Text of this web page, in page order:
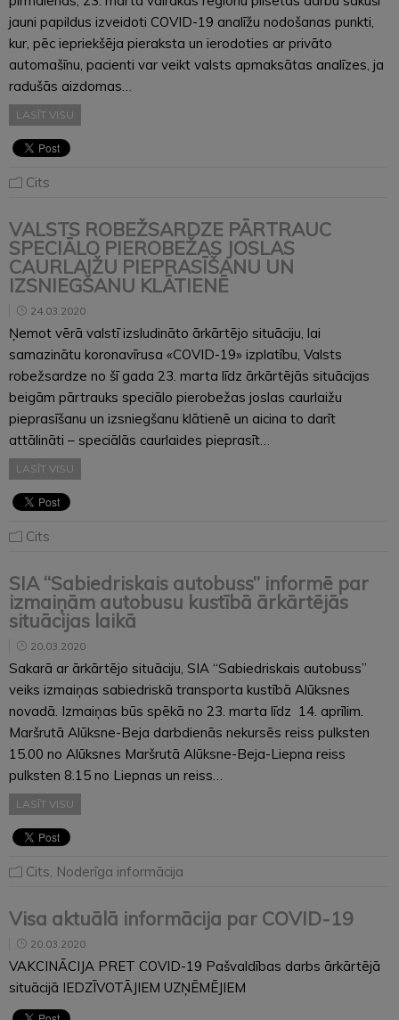
jauni papildus izveidoti COVID-19 analīžu nodošanas punkti,
kur, pēc iepriekšēja pieraksta un ierodoties ar privāto
automašīnu, pacienti var veikt valsts apmaksātas analīzes, ja
radušās aizdomas…
LASĪT VISU
Cits
VALSTS ROBEŽSARDZE PĀRTRAUC
SPECIĀLO PIEROBEŽAS JOSLAS
CAURLAIŽU PIEPRASĪŠANU UN
IZSNIEGŠANU KLĀTIENĒ
24.03.2020
Ņemot vērā valstī izsludināto ārkārtējo situāciju, lai
samazinātu koronavīrusa «COVID-19» izplatību, Valsts
robežsardze no šī gada 23. marta līdz ārkārtējās situācijas
beigām pārtrauks speciālo pierobežas joslas caurlaižu
pieprasīšanu un izsniegšanu klātienē un aicina to darīt
attālināti – speciālās caurlaides pieprasīt…
LASĪT VISU
Cits
SIA “Sabiedriskais autobuss” informē par
izmaiņām autobusu kustībā ārkārtējās
situācijas laikā
20.03.2020
Sakarā ar ārkārtējo situāciju, SIA “Sabiedriskais autobuss”
veiks izmaiņas sabiedriskā transporta kustībā Alūksnes
novadā. Izmaiņas būs spēkā no 23. marta līdz 14. aprīlim.
Maršrutā Alūksne-Beja darbdienās nekursēs reiss pulksten
15.00 no Alūksnes Maršrutā Alūksne-Beja-Liepna reiss
pulksten 8.15 no Liepnas un reiss…
LASĪT VISU
Cits Noderīga informācija
Visa aktuālā informācija par COVID-19
20.03.2020
VAKCINĀCIJA PRET COVID-19 Pašvaldības darbs ārkārtējā
situācijā IEDZĪVOTĀJIEM UZŅĒMĒJIEM